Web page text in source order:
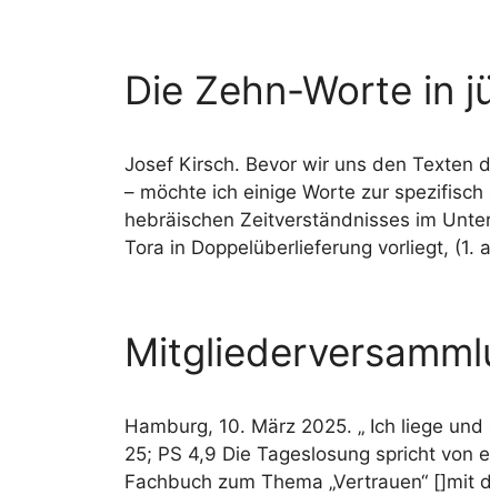
Die Zehn-Worte in
Josef Kirsch. Bevor wir uns den Texten
– möchte ich einige Worte zur
hebräischen Zeitverständnisses im
Tora in Doppelüberlieferung vorliegt, (1.
Hamburg, 10. März 2025. „ Ich liege
25; PS 4,9 Die Tageslosung spricht von
Fachbuch zum Thema „Vertrauen“